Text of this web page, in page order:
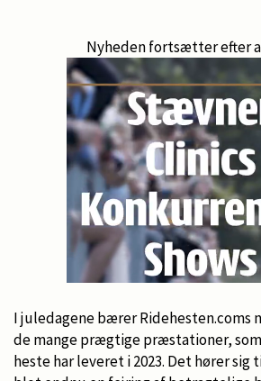
Nyheden fortsætter efter
I juledagene bærer Ridehesten.coms
de mange prægtige præstationer,
heste har leveret i 2023. Det hører sig